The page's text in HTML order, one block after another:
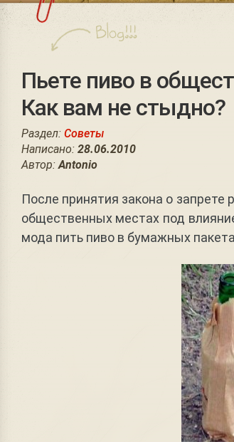
Пьете пиво в
Как вам не стыдно?
Раздел: Советы
Написано: 28.06.2010
Автор:Antonio
После принятия закона о запрете
общественных местах под
мода пить пиво в бумажных